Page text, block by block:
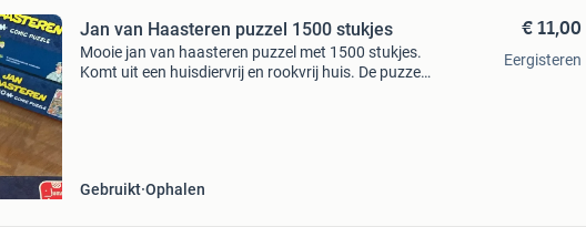
Jan van Haasteren puzzel 1500 stukjes
Mooie jan van haasteren puzzel met 1500 stukjes.
Komt uit een huisdiervrij en rookvrij huis. De puzzel
Gebruikt Ophalen
€ 11,00
Eergisteren